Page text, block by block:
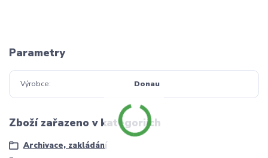
Parametry
Výrobce Donau
Zboží zařazeno v kategoriích
Archivace, zakládání